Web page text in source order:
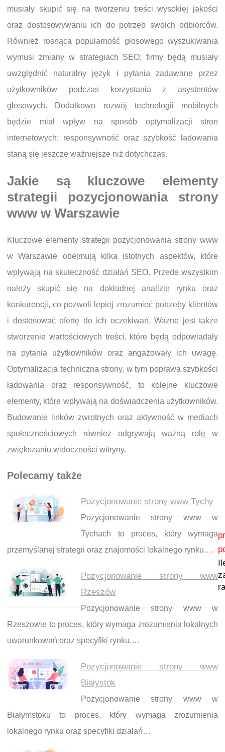
musiały skupić się na tworzeniu treści wysokiej jakości
oraz dostosowywaniu ich do potrzeb swoich odbiorców.
Również rosnąca popularność głosowego wyszukiwania
wymusi zmiany w strategiach SEO; firmy będą musiały
uwzględnić naturalny język i pytania zadawane przez
użytkowników podczas korzystania z asystentów
głosowych. Dodatkowo rozwój technologii mobilnych
będzie miał wpływ na sposób optymalizacji stron
internetowych; responsywność oraz szybkość ładowania
staną się jeszcze ważniejsze niż dotychczas.
Jakie są kluczowe elementy
strategii pozycjonowania strony
www w Warszawie
Kluczowe elementy strategii pozycjonowania strony www
w Warszawie obejmują kilka istotnych aspektów, które
wpływają na skuteczność działań SEO. Przede wszystkim
należy skupić się na dokładnej analizie rynku oraz
konkurencji, co pozwoli lepiej zrozumieć potrzeby klientów
i dostosować ofertę do ich oczekiwań. Ważne jest także
stworzenie wartościowych treści, które będą odpowiadały
na pytania użytkowników oraz angażowały ich uwagę.
Optymalizacja techniczna strony, w tym poprawa szybkości
ładowania oraz responsywność, to kolejne kluczowe
elementy, które wpływają na doświadczenia użytkowników.
Budowanie linków zwrotnych oraz aktywność w mediach
społecznościowych również odgrywają ważną rolę w
zwiększaniu widoczności witryny.
Polecamy także
Pozycjonowanie strony www Tychy
Pozycjonowanie strony www w
Tychach to proces, który wymaga
przemyślanej strategii oraz znajomości lokalnego rynku.…
Pozycjonowanie strony www
Rzeszów
Pozycjonowanie strony www w
Rzeszowie to proces, który wymaga zrozumienia lokalnych
uwarunkowań oraz specyfiki rynku.…
Pozycjonowanie strony www
Białystok
Pozycjonowanie strony www w
Białymstoku to proces, który wymaga zrozumienia
lokalnego rynku oraz specyfiki działań…
Nawigacja wpisu